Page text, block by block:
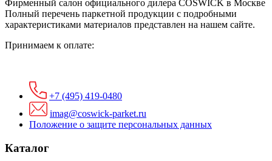
Фирменный салон официального дилера COSWICK в Москве
Полный перечень паркетной продукции с подробными
характеристиками материалов представлен на нашем сайте.
Принимаем к оплате:
+7 (495) 419-0480
imag@coswick-parket.ru
Положение о защите персональных данных
Каталог